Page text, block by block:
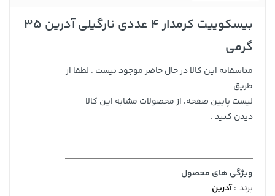
بیسکوییت کرمدار 4 عددی نارگیلی آدرین 35
گرمی
متاسفانه این کالا در حال حاضر موجود نیست . لطفا از
طریق
لیست پایین صفحه، از محصولات مشابه این کالا
دیدن کنید .
ویژگی های محصول
برند :آدرین